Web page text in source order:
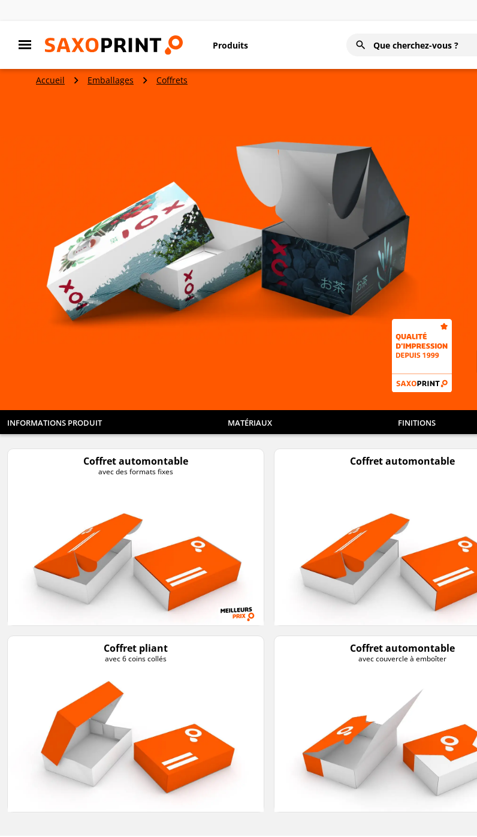
Produits
Accueil Emballages Coffrets
INFORMATIONS PRODUIT MATÉRIAUX FINITIONS
Coffret automontable
avec des formats fixes
Coffret automontable
Coffret pliant
avec 6 coins collés
Coffret automontable
avec couvercle à emboîter